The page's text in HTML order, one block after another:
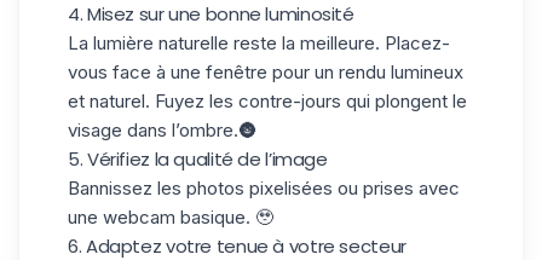
4. Misez sur une bonne luminosité
La lumière naturelle reste la meilleure. Placez-
vous face à une fenêtre pour un rendu lumineux
et naturel. Fuyez les contre-jours qui plongent le
visage dans l’ombre.🌚
5. Vérifiez la qualité de l’image
Bannissez les photos pixelisées ou prises avec
une webcam basique. 🥹
6. Adaptez votre tenue à votre secteur